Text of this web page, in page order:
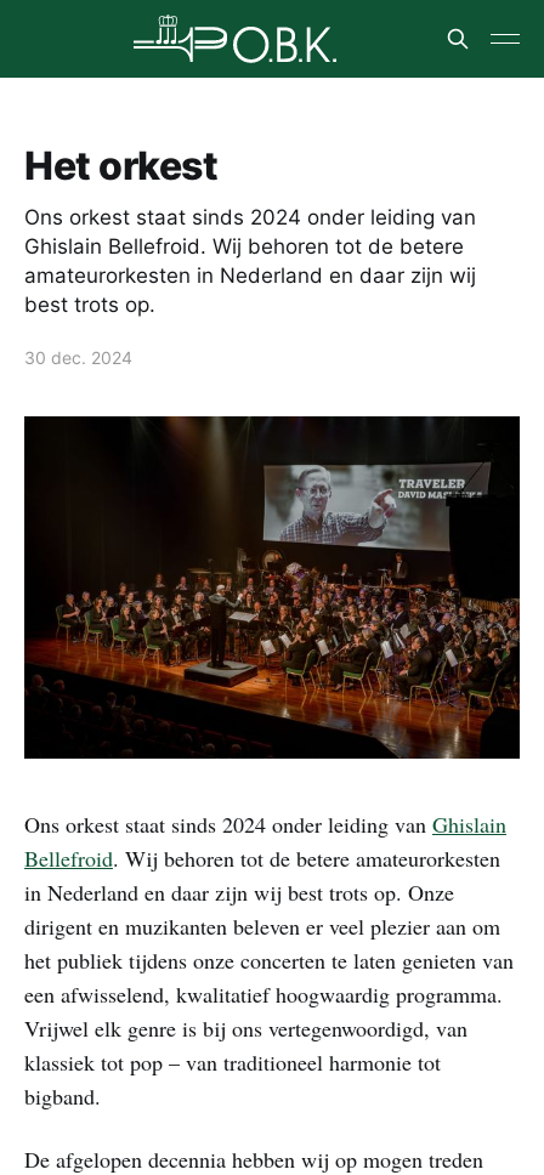
Het orkest
Ons orkest staat sinds 2024 onder leiding van
Ghislain Bellefroid. Wij behoren tot de betere
amateurorkesten in Nederland en daar zijn wij
best trots op.
30 dec. 2024
Ons orkest staat sinds 2024 onder leiding van Ghislain
Bellefroid. Wij behoren tot de betere amateurorkesten
in Nederland en daar zijn wij best trots op. Onze
dirigent en muzikanten beleven er veel plezier aan om
het publiek tijdens onze concerten te laten genieten van
een afwisselend, kwalitatief hoogwaardig programma.
Vrijwel elk genre is bij ons vertegenwoordigd, van
klassiek tot pop – van traditioneel harmonie tot
bigband.
De afgelopen decennia hebben wij op mogen treden